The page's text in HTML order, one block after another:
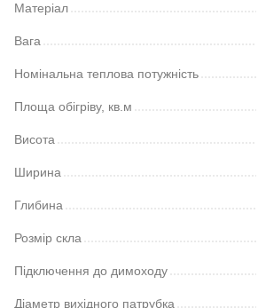
Матеріал
Вага
Номінальна теплова потужність
Площа обігріву, кв.м
Висота
Ширина
Глибина
Розмір скла
Підключення до димоходу
Діаметр вихідного патрубка